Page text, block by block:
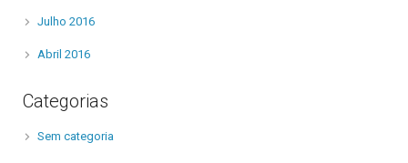
Julho 2016
Abril 2016
Categorias
Sem categoria